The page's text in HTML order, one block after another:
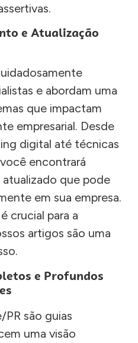
e Atualização
e abordam uma
que impactam
empresarial. Desde
digital até técnicas
encontrará
que pode
em sua empresa.
crucial para a
artigos são uma
e Profundos
PR são guias
uma visão